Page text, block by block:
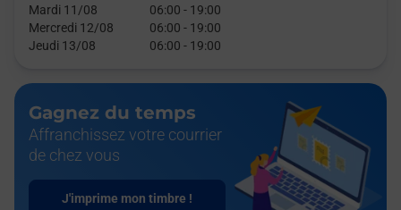
Mardi 11/08
06:00 - 19:00
Mercredi 12/08
06:00 - 19:00
Jeudi 13/08
06:00 - 19:00
Gagnez du temps
Affranchissez votre courrier
de chez vous
J'imprime mon timbre !